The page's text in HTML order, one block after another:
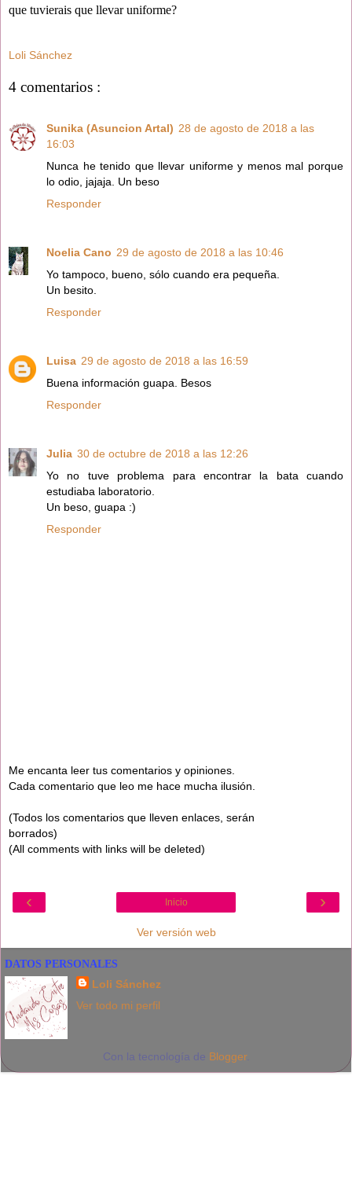
que tuvierais que llevar uniforme?
Loli Sánchez
4 comentarios :
Sunika (Asuncion Artal) 28 de agosto de 2018 a las
16:03
Nunca he tenido que llevar uniforme y menos mal porque
lo odio, jajaja. Un beso
Responder
Noelia Cano 29 de agosto de 2018 a las 10:46
Yo tampoco, bueno, sólo cuando era pequeña.
Un besito.
Responder
Luisa 29 de agosto de 2018 a las 16:59
Buena información guapa. Besos
Responder
Julia 30 de octubre de 2018 a las 12:26
Yo no tuve problema para encontrar la bata cuando
estudiaba laboratorio.
Un beso, guapa :)
Responder
Me encanta leer tus comentarios y opiniones.
Cada comentario que leo me hace mucha ilusión.
(Todos los comentarios que lleven enlaces, serán
borrados)
(All comments with links will be deleted)
‹ ›
Inicio
Ver versión web
DATOS PERSONALES
Loli Sánchez
Ver todo mi perfil
Con la tecnología de Blogger.